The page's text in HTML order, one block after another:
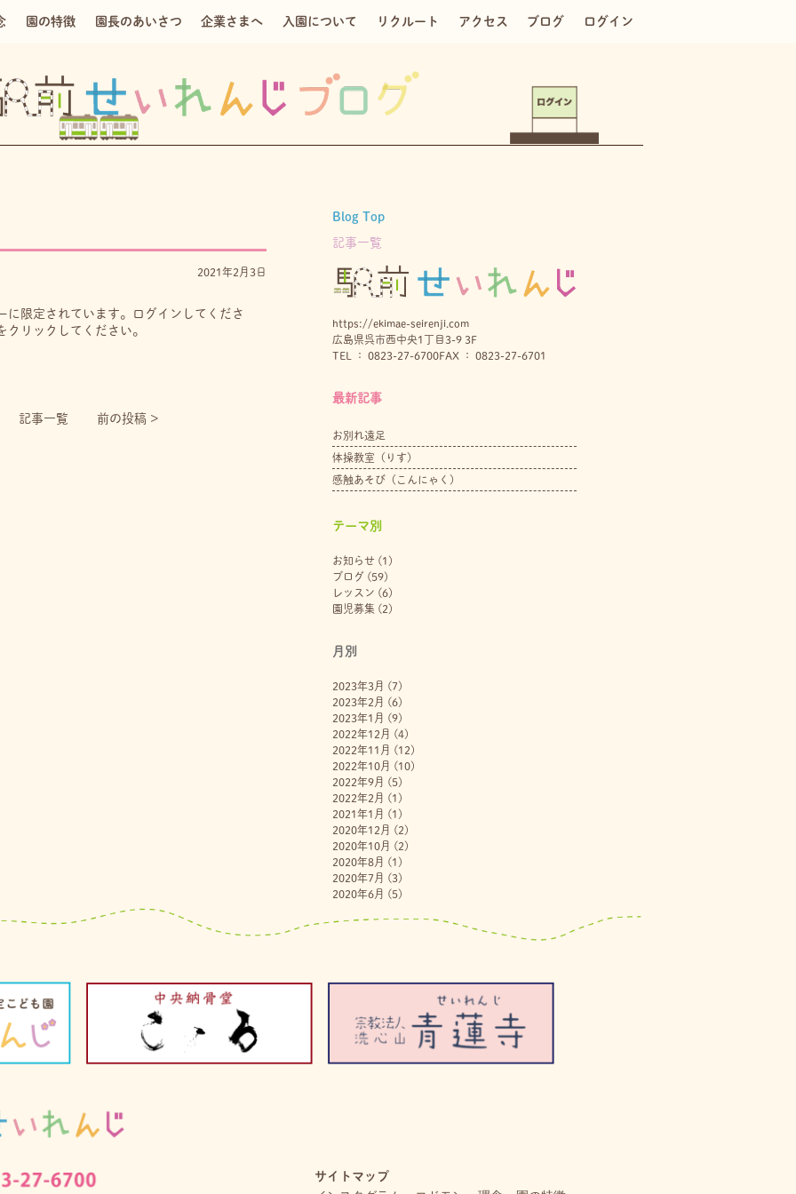
園の特徴 園長のあいさつ 企業さまへ 入園について リクルート アクセス ブログ ログイン
2021年2月3日
に限定されています。ログインしてくださ
クリックしてください。
記事一覧 前の投稿 >
Blog Top
記事一覧
https://ekimae-seirenji.com
広島県呉市西中央1丁目3-9 3F
TEL ： 0823-27-6700FAX ： 0823-27-6701
最新記事
お別れ遠足
体操教室（りす）
感触あそび（こんにゃく）
テーマ別
お知らせ(1)
ブログ(59)
レッスン (6)
園児募集 (2)
月別
2023年3月 (7)
2023年2月 (6)
2023年1月 (9)
2022年12月 (4)
2022年11月 (12)
2022年10月 (10)
2022年9月 (5)
2022年2月 (1)
2021年1月 (1)
2020年12月 (2)
2020年10月 (2)
2020年8月 (1)
2020年7月 (3)
2020年6月 (5)
サイトマップ